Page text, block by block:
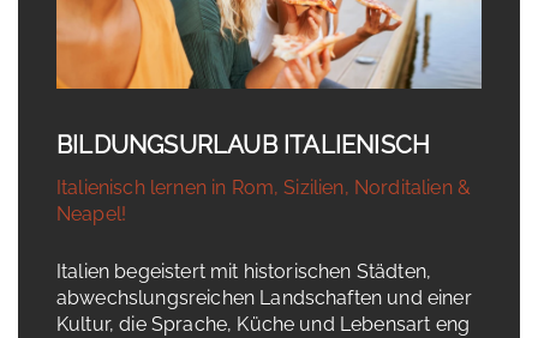
BILDUNGSURLAUB ITALIENISCH
Italienisch lernen in Rom, Sizilien, Norditalien &
Neapel!
Italien begeistert mit historischen Städten,
abwechslungsreichen Landschaften und einer
Kultur, die Sprache, Küche und Lebensart eng